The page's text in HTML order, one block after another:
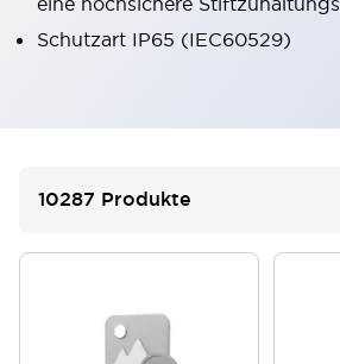
Schutzart IP65 (IEC60529)
10287 Produkte